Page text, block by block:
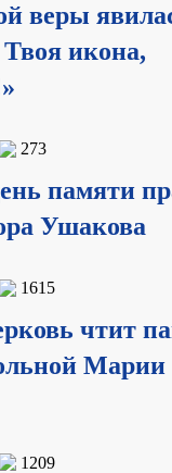
веры
икона,
273
памяти
Ушакова
1615
чтит
Марии
1209